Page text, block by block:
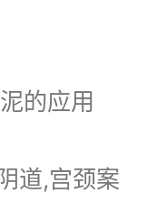
的应用
道,宫颈案